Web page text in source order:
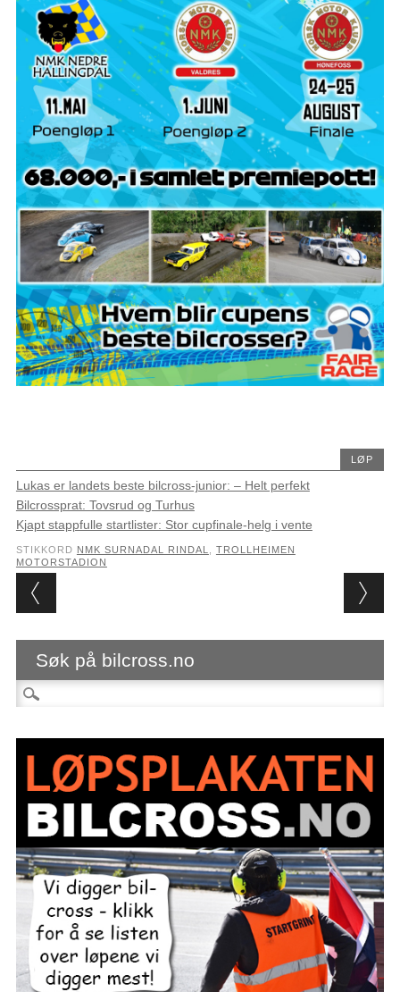
LØP
Lukas er landets beste bilcross-junior: – Helt perfekt
Bilcrossprat: Tovsrud og Turhus
Kjapt stappfulle startlister: Stor cupfinale-helg i vente
STIKKORD NMK SURNADAL RINDAL
TROLLHEIMEN
MOTORSTADION
Post navigation
Søk på bilcross.no
Søk etter: